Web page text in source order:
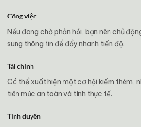
Công việc
Nếu đang chờ phản hồi, bạn nên chủ
sung thông tin để đẩy nhanh tiến độ.
Tài chính
Có thể xuất hiện một cơ hội kiếm thêm,
tiên mức an toàn và tính thực tế.
Tình duyên